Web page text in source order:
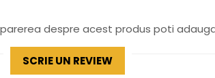
despre acest produs poti
SCRIE UN REVIEW